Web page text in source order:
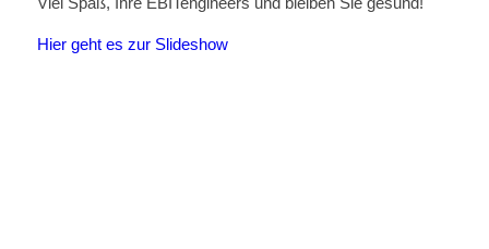
Hier geht es zur Slideshow